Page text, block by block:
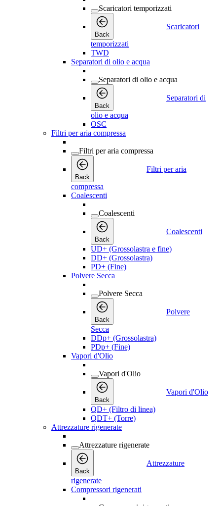
Scaricatori temporizzati
Back
Scaricatori
temporizzati
TWD
Separatori di olio e acqua
Separatori di olio e acqua
Back
Separatori di
olio e acqua
OSC
Filtri per aria compressa
Filtri per aria compressa
Back
Filtri per aria
compressa
Coalescenti
Coalescenti
Back
Coalescenti
UD+ (Grossolastra e fine)
DD+ (Grossolastra)
PD+ (Fine)
Polvere Secca
Polvere Secca
Back
Polvere
Secca
DDp+ (Grossolastra)
PDp+ (Fine)
Vapori d'Olio
Vapori d'Olio
Back
Vapori d'Olio
QD+ (Filtro di linea)
QDT+ (Torre)
Attrezzature rigenerate
Attrezzature rigenerate
Back
Attrezzature
rigenerate
Compressori rigenerati